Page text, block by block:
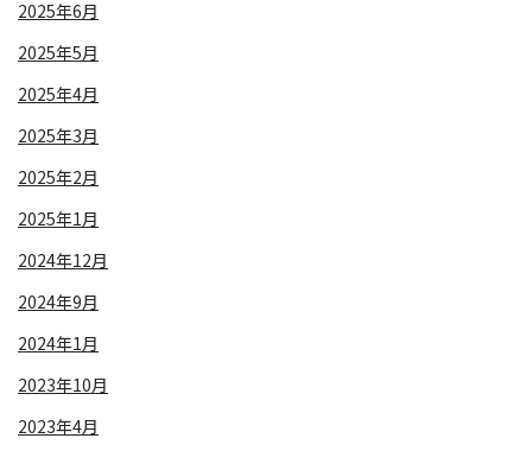
2025年6月
2025年5月
2025年4月
2025年3月
2025年2月
2025年1月
2024年12月
2024年9月
2024年1月
2023年10月
2023年4月